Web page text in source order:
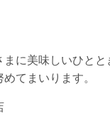
まに美味しいひと
てまいります。